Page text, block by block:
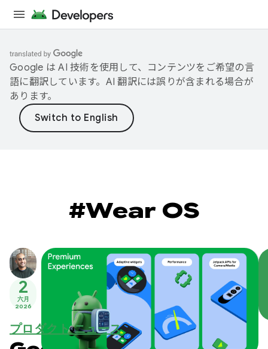
Google は AI 技術を使用して、コンテンツをご希望の言
語に翻訳しています。AI 翻訳には誤りが含まれる場合が
あります。
#Wear OS
2
六月
2026
プロダクト ニュース